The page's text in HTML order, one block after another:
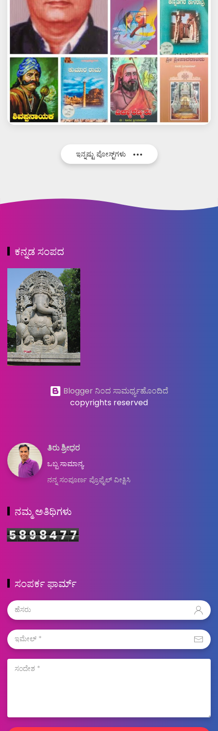
ಇನ್ನಷ್ಟು ಪೋಸ್ಟ್‌ಗಳು
ಕನ್ನಡ ಸಂಪದ
Blogger ನಿಂದ ಸಾಮರ್ಥ್ಯಹೊಂದಿದೆ
copyrights reserved
ತಿರು ಶ್ರೀಧರ
ಒಬ್ಬ ಸಾಮಾನ್ಯ.
ನನ್ನ ಸಂಪೂರ್ಣ ಪ್ರೊಫೈಲ್ ವೀಕ್ಷಿಸಿ
ನಮ್ಮ ಅತಿಥಿಗಳು
589847 7
ಸಂಪರ್ಕ ಫಾರ್ಮ್